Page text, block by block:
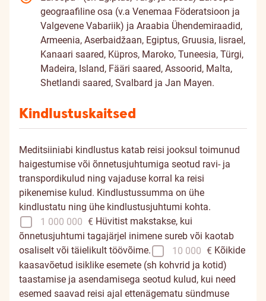
geograafiline osa (v.a Venemaa Föderatsioon ja
Valgevene Vabariik) ja Araabia Ühendemiraadid,
Armeenia, Aserbaidžaan, Egiptus, Gruusia, Iisrael,
Kanaari saared, Küpros, Maroko, Tuneesia, Türgi,
Madeira, Island, Fääri saared, Assoorid, Malta,
Shetlandi saared, Svalbard ja Jan Mayen.
Kindlustuskaitsed
Meditsiiniabi kindlustus katab reisi jooksul toimunud
haigestumise või õnnetusjuhtumiga seotud ravi- ja
transpordikulud ning vajaduse korral ka reisi
pikenemise kulud. Kindlustussumma on ühe
kindlustatu ning ühe kindlustusjuhtumi kohta.
1 000 000 € Hüvitist makstakse, kui
õnnetusjuhtumi tagajärjel inimene sureb või kaotab
osaliselt või täielikult töövõime.
10 000 € Kõikide
kaasavõetud isiklike esemete (sh kohvrid ja kotid)
taastamise ja asendamisega seotud kulud, kui need
esemed saavad reisi ajal ettenägematu sündmuse